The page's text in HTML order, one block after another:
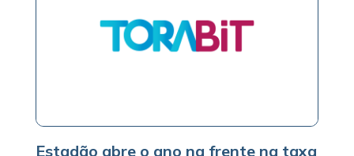
Estadão abre o ano na frente na taxa